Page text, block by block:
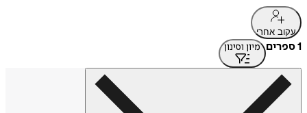
עקוב אחרי
1 ספרים מיון וסינון